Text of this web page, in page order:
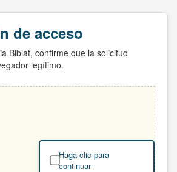
de acceso
Biblat, confirme que la solicitud
legítimo.
Haga clic para
continuar